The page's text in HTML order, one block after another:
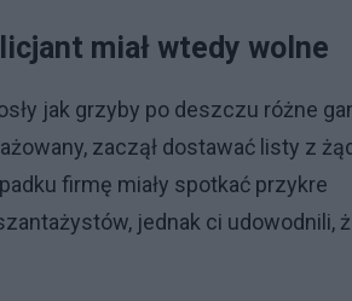
miał wtedy wolne
jak grzyby po deszczu różne
zaczął dostawać listy z
firmę miały spotkać przykre
jednak ci udowodnili,